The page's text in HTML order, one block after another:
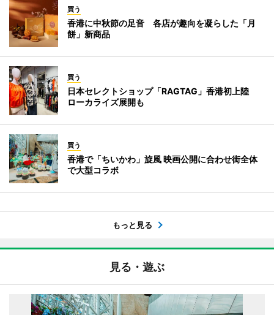
買う
香港に中秋節の足音 各店が趣向を凝らした「月
餅」新商品
買う
日本セレクトショップ「RAGTAG」香港初上陸
ローカライズ展開も
買う
香港で「ちいかわ」旋風 映画公開に合わせ街全体
で大型コラボ
もっと見る
見る・遊ぶ